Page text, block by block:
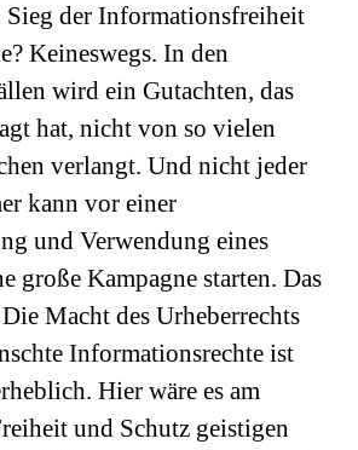
Sieg der Informationsfreiheit
Keineswegs. In den
wird ein Gutachten, das
hat, nicht von so vielen
verlangt. Und nicht jeder
kann vor einer
und Verwendung eines
große Kampagne starten. Das
Macht des Urheberrechts
Informationsrechte ist
Hier wäre es am
und Schutz geistigen